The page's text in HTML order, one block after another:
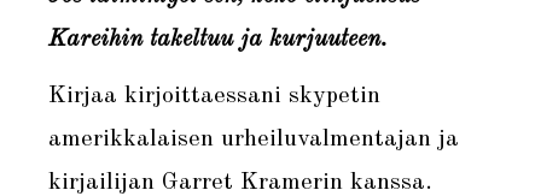
Kareihin takeltuu ja kurjuuteen.
Kirjaa kirjoittaessani skypetin
amerikkalaisen urheiluvalmentajan ja
kirjailijan Garret Kramerin kanssa.